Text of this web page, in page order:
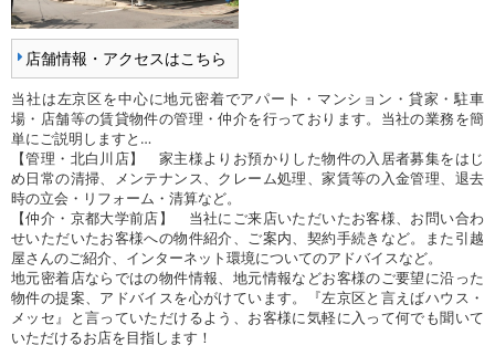
店舗情報・アクセスはこちら
当社は左京区を中心に地元密着でアパート・マンション・貸家・駐車
場・店舗等の賃貸物件の管理・仲介を行っております。当社の業務を簡
単にご説明しますと…
【管理・北白川店】 家主様よりお預かりした物件の入居者募集をはじ
め日常の清掃、メンテナンス、クレーム処理、家賃等の入金管理、退去
時の立会・リフォーム・清算など。
【仲介・京都大学前店】 当社にご来店いただいたお客様、お問い合わ
せいただいたお客様への物件紹介、ご案内、契約手続きなど。また引越
屋さんのご紹介、インターネット環境についてのアドバイスなど。
地元密着店ならではの物件情報、地元情報などお客様のご要望に沿った
物件の提案、アドバイスを心がけています。『左京区と言えばハウス・
メッセ』と言っていただけるよう、お客様に気軽に入って何でも聞いて
いただけるお店を目指します！